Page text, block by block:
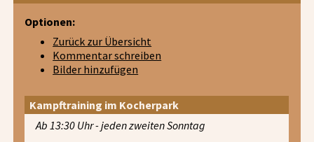
Optionen:
Zurück zur Übersicht
Kommentar schreiben
Bilder hinzufügen
Kampftraining im Kocherpark
Ab 13:30 Uhr - jeden zweiten Sonntag